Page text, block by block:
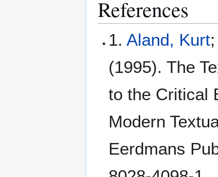
References
1.Aland, Kurt
(1995). The
to the Critical
Modern
Eerdmans